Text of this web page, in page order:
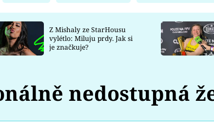
Z Mishaly ze StarHousu
vylétlo: Miluju prdy. Jak si
je značkuje?
nedostupná